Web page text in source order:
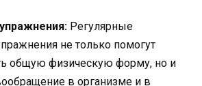
Регулярные
не только помогут
общую физическую форму, но и
в организме и в